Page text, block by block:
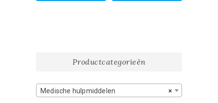
Productcategorieën
×
Medische hulpmiddelen